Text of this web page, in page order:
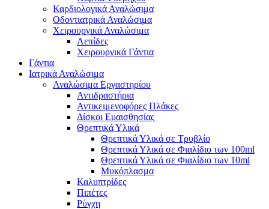
Καρδιολογικά Αναλώσιμα
Οδοντιατρικά Αναλώσιμα
Χειρουργικά Αναλώσιμα
Λεπίδες
Χειρουργικά Γάντια
Γάντια
Ιατρικά Αναλώσιμα
Αναλώσιμα Εργαστηρίου
Αντιδραστήρια
Αντικειμενοφόρες Πλάκες
Δίσκοι Ευαισθησίας
Θρεπτικά Υλικά
Θρεπτικά Υλικά σε Τρυβλίο
Θρεπτικά Υλικά σε Φιαλίδιο των 100ml
Θρεπτικά Υλικά σε Φιαλίδιο των 10ml
Μυκόπλασμα
Καλυπτρίδες
Πιπέτες
Ρύγχη